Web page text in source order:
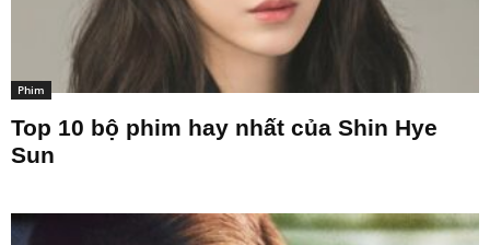
Phim
Top 10 bộ phim hay nhất của Shin Hye
Sun